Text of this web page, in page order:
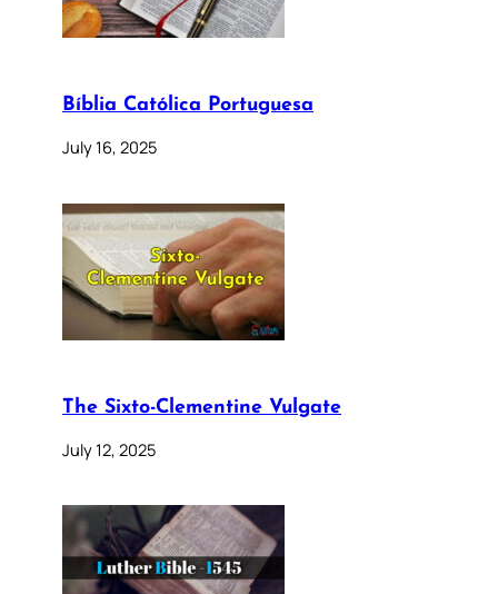
Bíblia Católica Portuguesa
July 16, 2025
The Sixto-Clementine Vulgate
July 12, 2025